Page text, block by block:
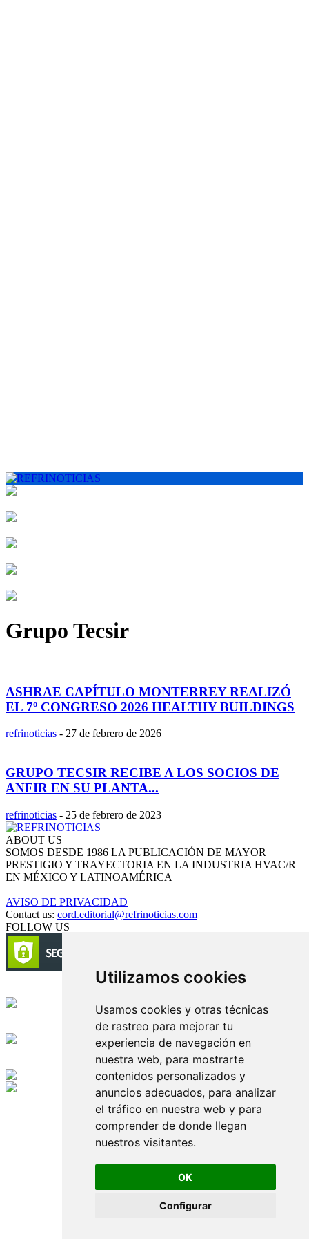
Utilizamos cookies
Usamos cookies y otras técnicas
de rastreo para mejorar tu
experiencia de navegación en
nuestra web, para mostrarte
contenidos personalizados y
anuncios adecuados, para analizar
el tráfico en nuestra web y para
comprender de donde llegan
nuestros visitantes.
OK
Configurar
Grupo Tecsir
ASHRAE CAPÍTULO MONTERREY REALIZÓ
EL 7º CONGRESO 2026 HEALTHY BUILDINGS
refrinoticias - 27 de febrero de 2026
GRUPO TECSIR RECIBE A LOS SOCIOS DE
ANFIR EN SU PLANTA...
refrinoticias - 25 de febrero de 2023
ABOUT US
SOMOS DESDE 1986 LA PUBLICACIÓN DE MAYOR
PRESTIGIO Y TRAYECTORIA EN LA INDUSTRIA HVAC/R
EN MÉXICO Y LATINOAMÉRICA
AVISO DE PRIVACIDAD
Contact us: cord.editorial@refrinoticias.com
FOLLOW US
Edición digital con tecnología
Playa Revolcadero 222 Col. Reforma Iztaccihuatl Norte C.P. 08810
CIUDAD DE MEXICO
Conmutador CIUDAD DE MEXICO (+52) 555 740 4476, 555 740
© 2000-2026 BURO DE MERCADOTECNIA DEL CENTRO,
S.A. Todos los derechos reservados
Todos los nombres, marcas, logotipos, productos e imagenes
mencionados son propiedad de sus respectivos dueños
Prohibida la reproducción total o parcial de los contenidos aqui
publicados incluyendo cualquier medio electrónico o magnético